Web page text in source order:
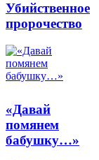
Убийственное
пророчество
«Давай
помянем
бабушку…»